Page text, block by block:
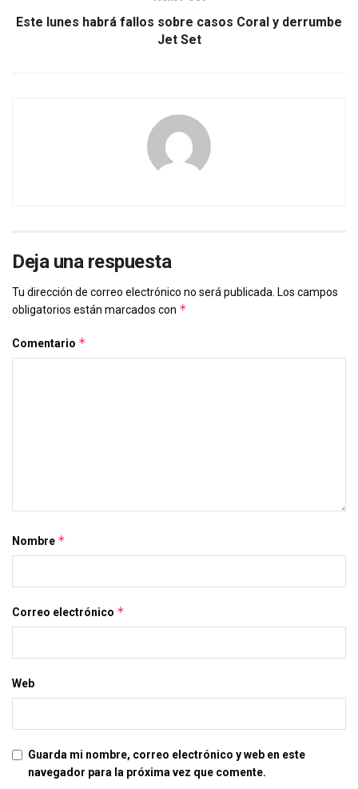
Este lunes habrá fallos sobre casos Coral y derrumbe
Jet Set
Deja una respuesta
Tu dirección de correo electrónico no será publicada. Los campos
obligatorios están marcados con *
Comentario *
Nombre *
Correo electrónico *
Web
Guarda mi nombre, correo electrónico y web en este
navegador para la próxima vez que comente.